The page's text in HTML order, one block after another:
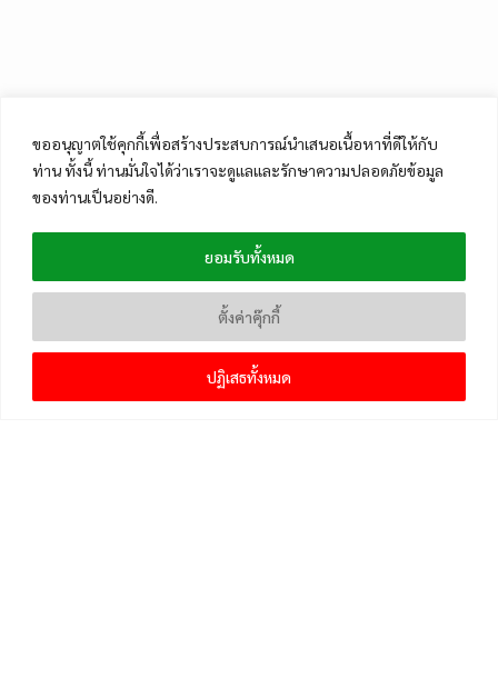
ขออนุญาตใช้คุกกี้เพื่อสร้างประสบการณ์นำเสนอเนื้อหาที่ดีให้กับ
ท่าน ทั้งนี้ ท่านมั่นใจได้ว่าเราจะดูแลและรักษาความปลอดภัยข้อมูล
ของท่านเป็นอย่างดี.
ตั้งค่าคุ๊กกี้
ปฏิเสธทั้งหมด
ยอมรับทั้งหมด